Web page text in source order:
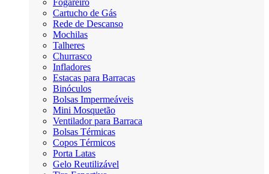
Fogareiro
Cartucho de Gás
Rede de Descanso
Mochilas
Talheres
Churrasco
Infladores
Estacas para Barracas
Binóculos
Bolsas Impermeáveis
Mini Mosquetão
Ventilador para Barraca
Bolsas Térmicas
Copos Térmicos
Porta Latas
Gelo Reutilizável